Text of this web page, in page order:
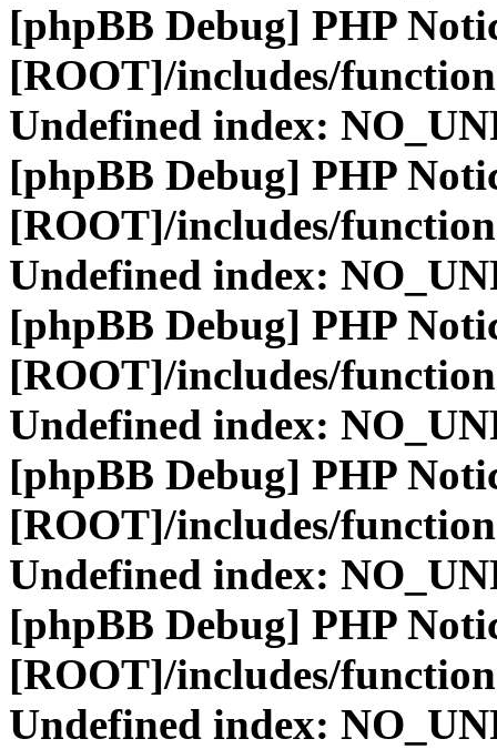
[phpBB Debug] PHP
[ROOT]/includes/
Undefined index:
[phpBB Debug] PHP
[ROOT]/includes/
Undefined index:
[phpBB Debug] PHP
[ROOT]/includes/
Undefined index:
[phpBB Debug] PHP
[ROOT]/includes/
Undefined index:
[phpBB Debug] PHP
[ROOT]/includes/
Undefined index: